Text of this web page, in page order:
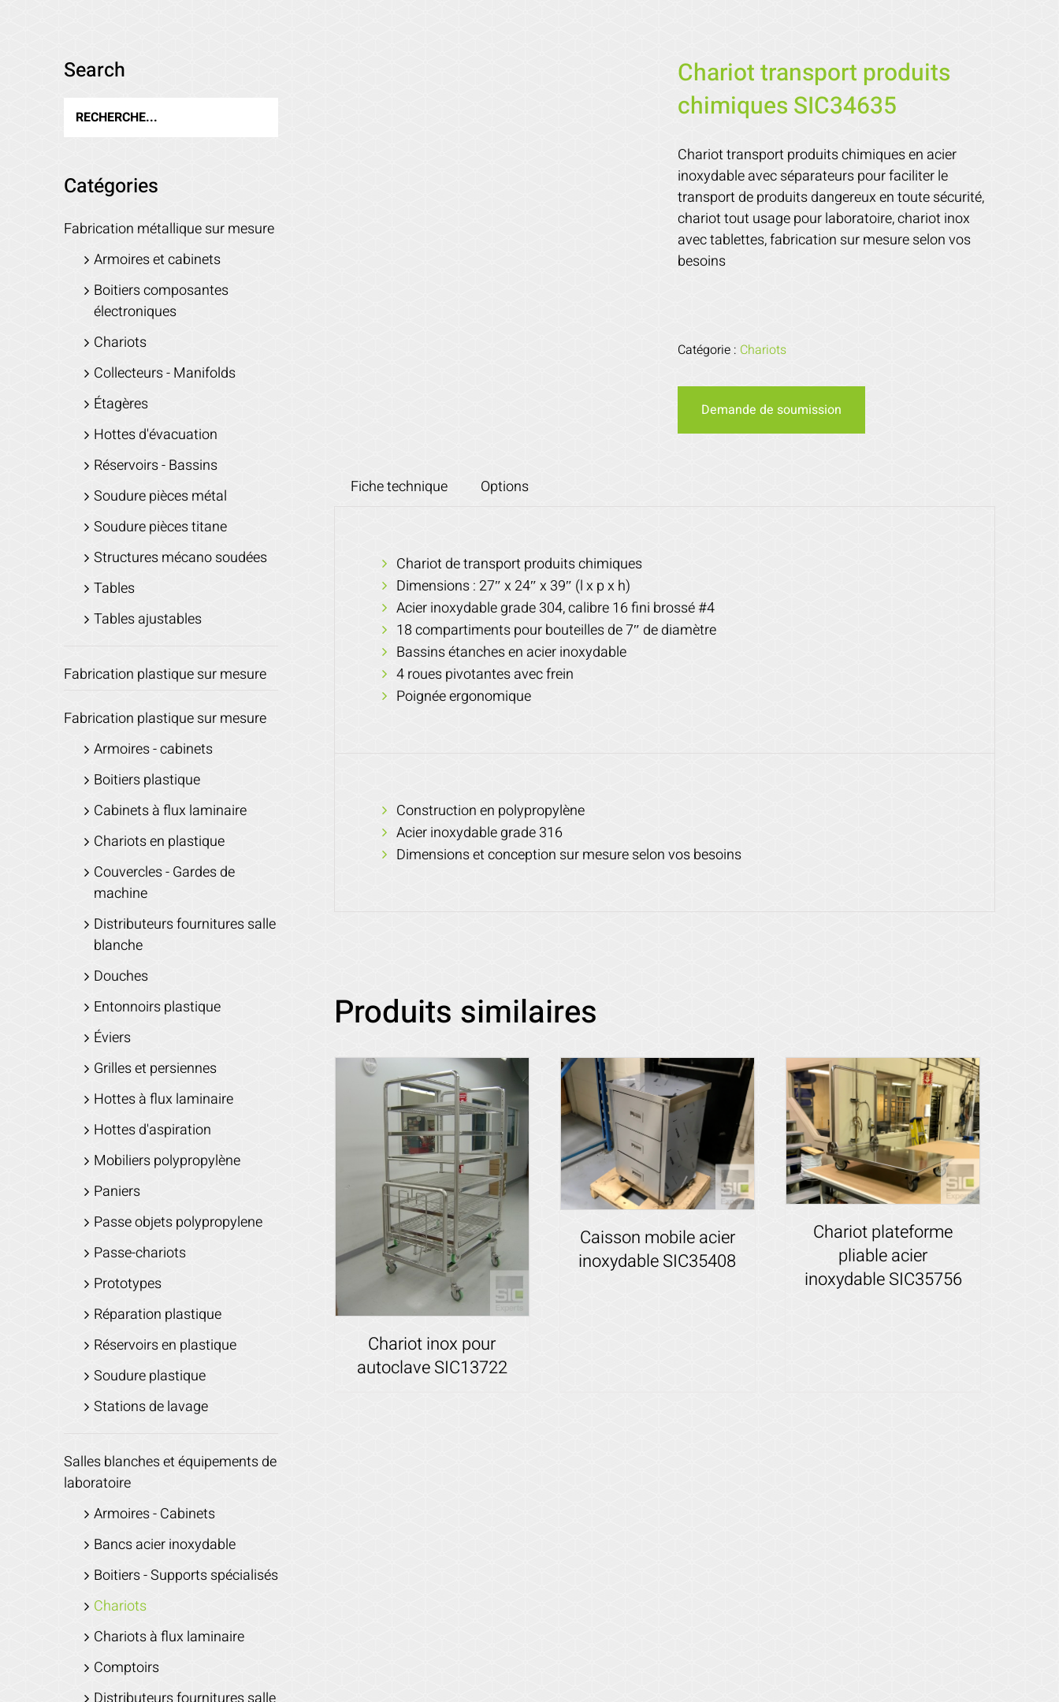
Chariot transport produits
chimiques SIC34635
Chariot transport produits chimiques en acier
inoxydable avec séparateurs pour faciliter le
transport de produits dangereux en toute sécurité,
chariot tout usage pour laboratoire, chariot inox
avec tablettes, fabrication sur mesure selon vos
besoins
Catégorie : Chariots
Demande de soumission
Fiche technique Options
Chariot de transport produits chimiques
Dimensions : 27″ x 24″ x 39″ (l x p x h)
Acier inoxydable grade 304, calibre 16 fini brossé #4
18 compartiments pour bouteilles de 7″ de diamètre
Bassins étanches en acier inoxydable
4 roues pivotantes avec frein
Poignée ergonomique
Construction en polypropylène
Acier inoxydable grade 316
Dimensions et conception sur mesure selon vos besoins
Produits similaires
Chariot inox pour
autoclave SIC13722
Caisson mobile acier
inoxydable SIC35408
Chariot plateforme
pliable acier
inoxydable SIC35756
Search
Catégories
Fabrication métallique sur mesure
Armoires et cabinets
Boitiers composantes
électroniques
Chariots
Collecteurs - Manifolds
Étagères
Hottes d'évacuation
Réservoirs - Bassins
Soudure pièces métal
Soudure pièces titane
Structures mécano soudées
Tables
Tables ajustables
Fabrication plastique sur mesure
Fabrication plastique sur mesure
Armoires - cabinets
Boitiers plastique
Cabinets à flux laminaire
Chariots en plastique
Couvercles - Gardes de
machine
Distributeurs fournitures salle
blanche
Douches
Entonnoirs plastique
Éviers
Grilles et persiennes
Hottes à flux laminaire
Hottes d'aspiration
Mobiliers polypropylène
Paniers
Passe objets polypropylene
Passe-chariots
Prototypes
Réparation plastique
Réservoirs en plastique
Soudure plastique
Stations de lavage
Salles blanches et équipements de
laboratoire
Armoires - Cabinets
Bancs acier inoxydable
Boitiers - Supports spécialisés
Chariots
Chariots à flux laminaire
Comptoirs